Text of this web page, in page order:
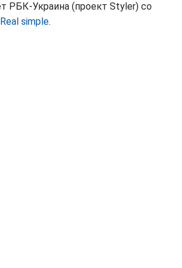
РБК-Украина (проект Styler) со
Real simple.